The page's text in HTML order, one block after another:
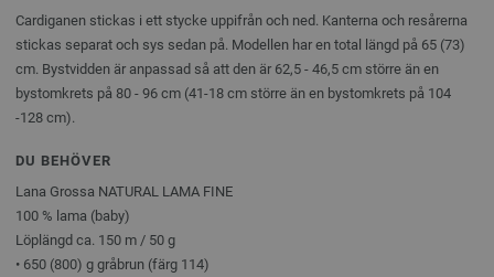
Cardiganen stickas i ett stycke uppifrån och ned. Kanterna och resårerna
stickas separat och sys sedan på. Modellen har en total längd på 65 (73)
cm. Bystvidden är anpassad så att den är 62,5 - 46,5 cm större än en
bystomkrets på 80 - 96 cm (41-18 cm större än en bystomkrets på 104
-128 cm).
DU BEHÖVER
Lana Grossa NATURAL LAMA FINE
100 % lama (baby)
Löplängd ca. 150 m / 50 g
• 650 (800) g gråbrun (färg 114)